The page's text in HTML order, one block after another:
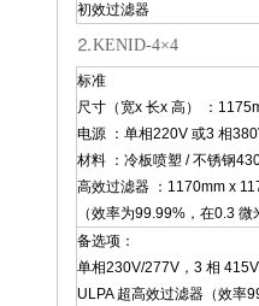
初效过滤器
⒉KENID-4×4
标准
尺寸（宽x 长x 高） ：
电源 ：单相220V 或3 相
材料 ：冷板喷塑 / 不锈钢
高效过滤器 ：1170mm x
（效率为99.99%，在0.3 微
备选项：
单相230V/277V，3 相
ULPA 超高效过滤器（效率